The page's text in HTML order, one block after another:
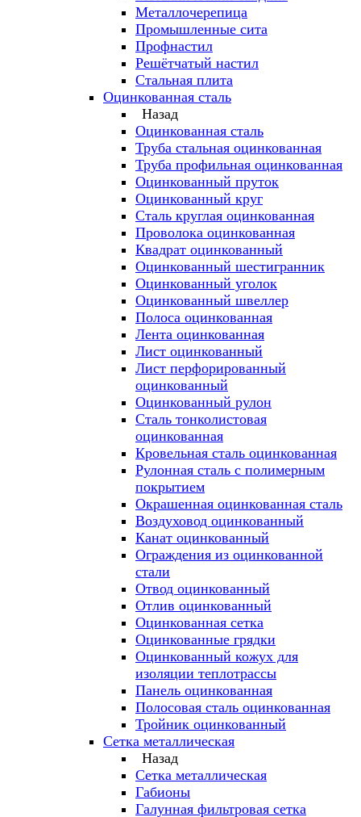
Металлочерепица
Промышленные сита
Профнастил
Решётчатый настил
Стальная плита
Оцинкованная сталь
Назад
Оцинкованная сталь
Труба стальная оцинкованная
Труба профильная оцинкованная
Оцинкованный пруток
Оцинкованный круг
Сталь круглая оцинкованная
Проволока оцинкованная
Квадрат оцинкованный
Оцинкованный шестигранник
Оцинкованный уголок
Оцинкованный швеллер
Полоса оцинкованная
Лента оцинкованная
Лист оцинкованный
Лист перфорированный
оцинкованный
Оцинкованный рулон
Сталь тонколистовая
оцинкованная
Кровельная сталь оцинкованная
Рулонная сталь с полимерным
покрытием
Окрашенная оцинкованная сталь
Воздуховод оцинкованный
Канат оцинкованный
Ограждения из оцинкованной
стали
Отвод оцинкованный
Отлив оцинкованный
Оцинкованная сетка
Оцинкованные грядки
Оцинкованный кожух для
изоляции теплотрассы
Панель оцинкованная
Полосовая сталь оцинкованная
Тройник оцинкованный
Сетка металлическая
Назад
Сетка металлическая
Габионы
Галунная фильтровая сетка